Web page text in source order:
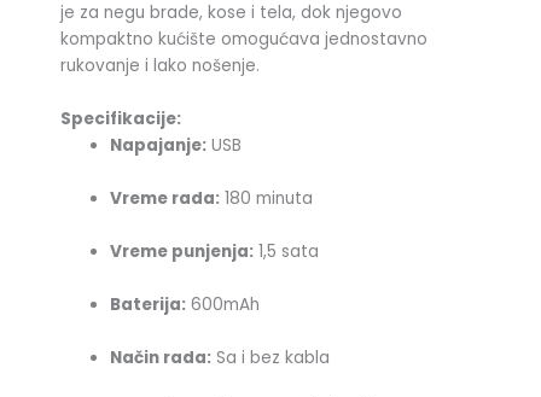
je za negu brade, kose i tela, dok njegovo
kompaktno kućište omogućava jednostavno
rukovanje i lako nošenje.
Specifikacije:
Napajanje: USB
Vreme rada: 180 minuta
Vreme punjenja: 1,5 sata
Baterija: 600mAh
Način rada: Sa i bez kabla